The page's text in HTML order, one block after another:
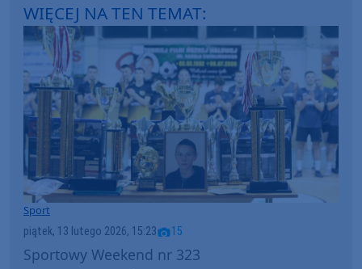
WIĘCEJ NA TEN TEMAT:
Sport
piątek, 13 lutego 2026, 15:23 15
Sportowy Weekend nr 323